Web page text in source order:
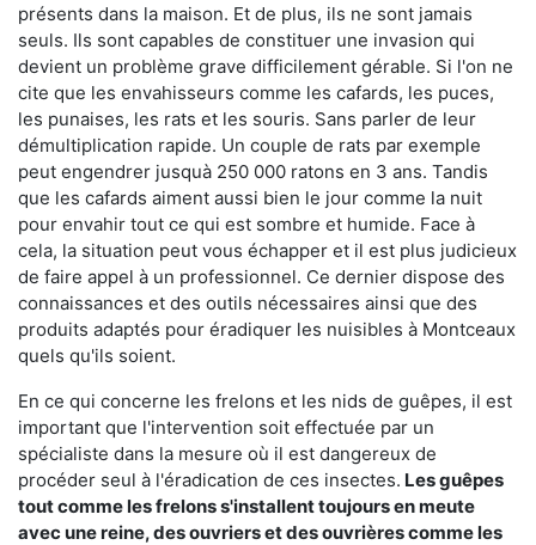
présents dans la maison. Et de plus, ils ne sont jamais
seuls. Ils sont capables de constituer une invasion qui
devient un problème grave difficilement gérable. Si l'on ne
cite que les envahisseurs comme les cafards, les puces,
les punaises, les rats et les souris. Sans parler de leur
démultiplication rapide. Un couple de rats par exemple
peut engendrer jusquà 250 000 ratons en 3 ans. Tandis
que les cafards aiment aussi bien le jour comme la nuit
pour envahir tout ce qui est sombre et humide. Face à
cela, la situation peut vous échapper et il est plus judicieux
de faire appel à un professionnel. Ce dernier dispose des
connaissances et des outils nécessaires ainsi que des
produits adaptés pour éradiquer les nuisibles à Montceaux
quels qu'ils soient.
En ce qui concerne les frelons et les nids de guêpes, il est
important que l'intervention soit effectuée par un
spécialiste dans la mesure où il est dangereux de
procéder seul à l'éradication de ces insectes. Les guêpes
tout comme les frelons s'installent toujours en meute
avec une reine, des ouvriers et des ouvrières comme les